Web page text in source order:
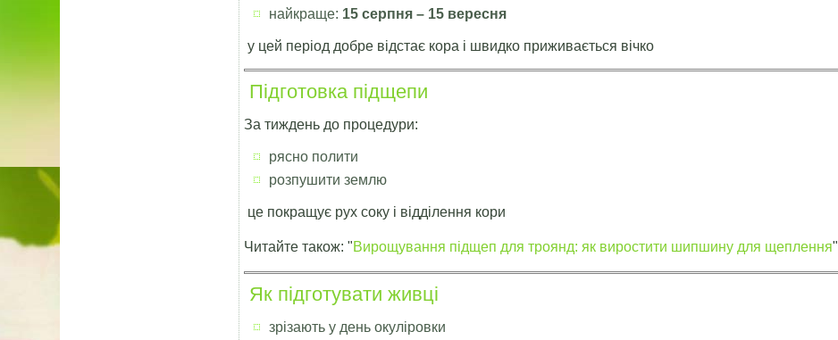
найкраще: 15 серпня – 15 вересня
у цей період добре відстає кора і швидко приживається вічко
Підготовка підщепи
За тиждень до процедури:
рясно полити
розпушити землю
це покращує рух соку і відділення кори
Читайте також: "Вирощування підщеп для троянд: як виростити шипшину для щеплення"
Як підготувати живці
зрізають у день окуліровки